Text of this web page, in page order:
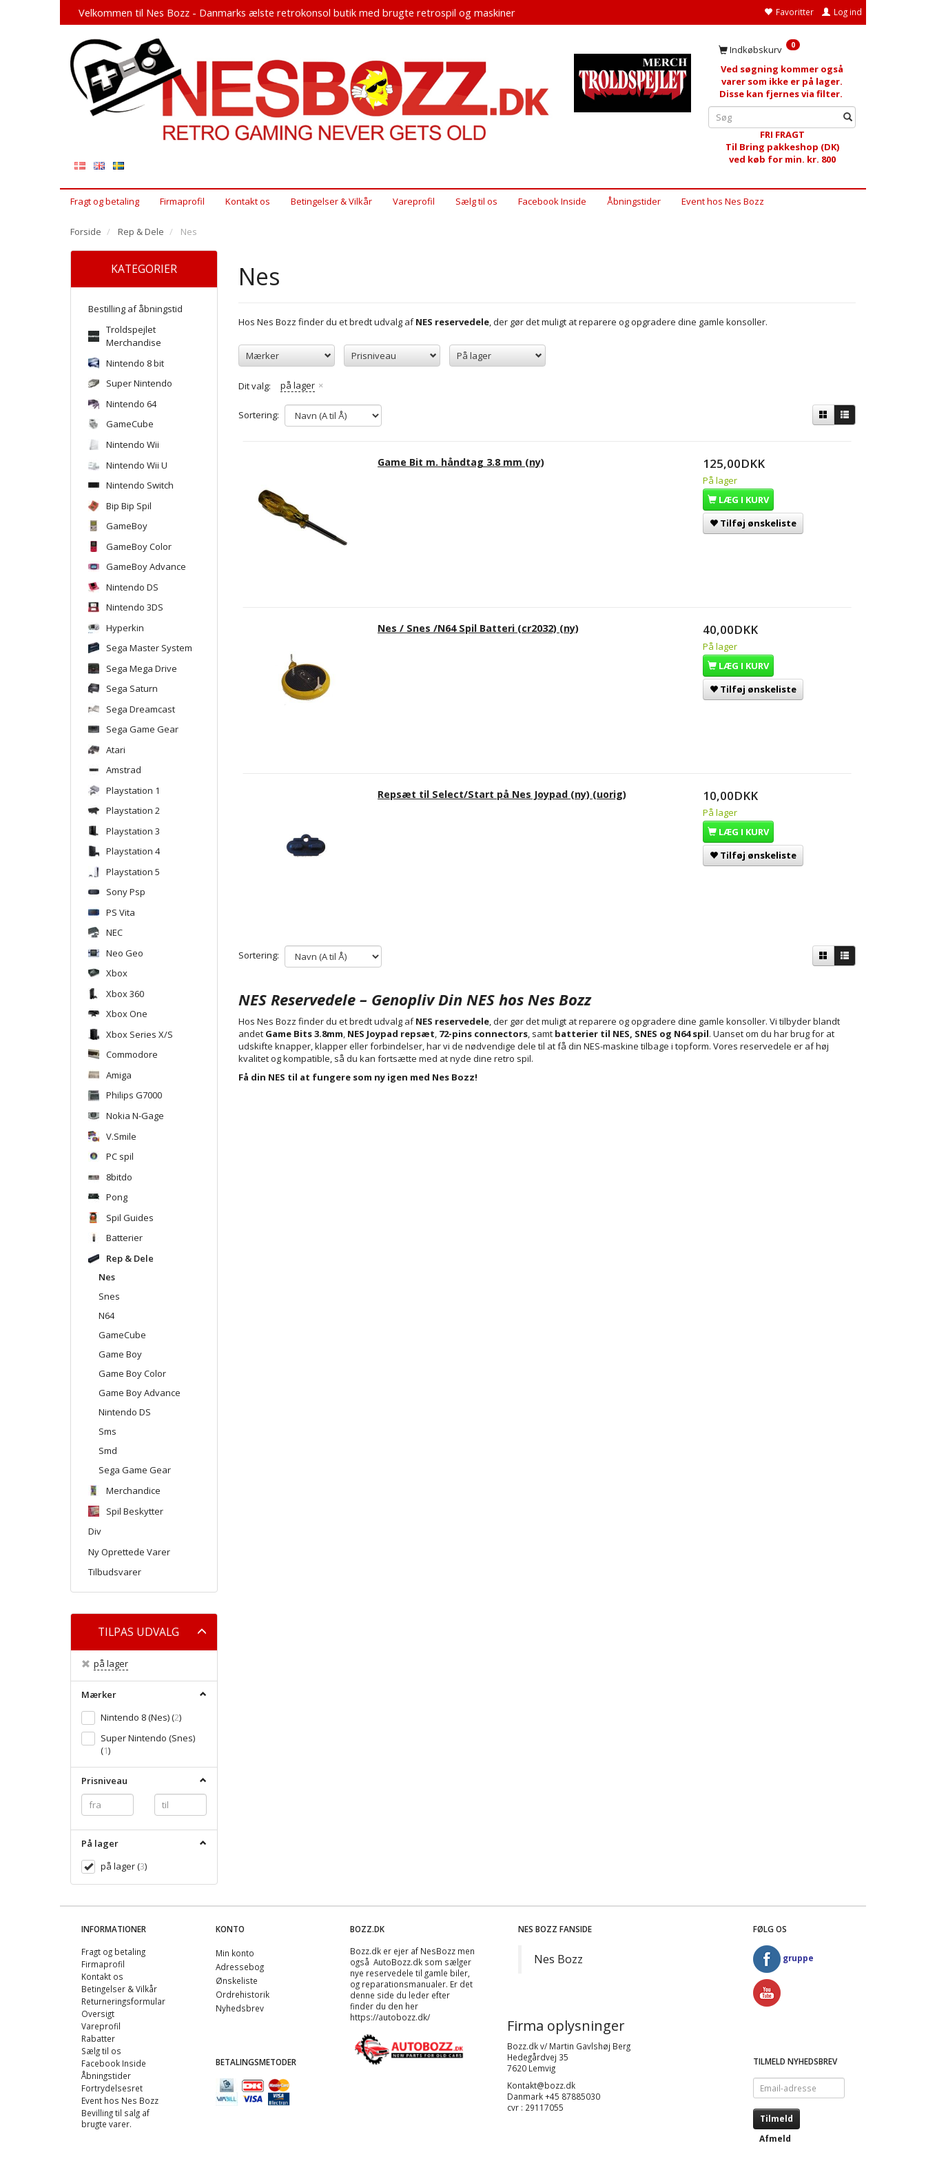
Favoritter Log ind
Velkommen til Nes Bozz - Danmarks ælste retrokonsol butik med brugte retrospil og maskiner
Indkøbskurv 0
Ved søgning kommer også
varer som ikke er på lager.
Disse kan fjernes via filter.
FRI FRAGT
Til Bring pakkeshop (DK)
ved køb for min. kr. 800
Fragt og betaling Firmaprofil Kontakt os Betingelser & Vilkår Vareprofil Sælg til os Facebook Inside Åbningstider Event hos Nes Bozz
Forside Rep & Dele Nes
KATEGORIER
Bestilling af åbningstid
Troldspejlet
Merchandise
Nintendo 8 bit
Super Nintendo
Nintendo 64
GameCube
Nintendo Wii
Nintendo Wii U
Nintendo Switch
Bip Bip Spil
GameBoy
GameBoy Color
GameBoy Advance
Nintendo DS
Nintendo 3DS
Hyperkin
Sega Master System
Sega Mega Drive
Sega Saturn
Sega Dreamcast
Sega Game Gear
Atari
Amstrad
Playstation 1
Playstation 2
Playstation 3
Playstation 4
Playstation 5
Sony Psp
PS Vita
NEC
Neo Geo
Xbox
Xbox 360
Xbox One
Xbox Series X/S
Commodore
Amiga
Philips G7000
Nokia N-Gage
V.Smile
PC spil
8bitdo
Pong
Spil Guides
Batterier
Rep & Dele
Nes
Snes
N64
GameCube
Game Boy
Game Boy Color
Game Boy Advance
Nintendo DS
Sms
Smd
Sega Game Gear
Merchandice
Spil Beskytter
Div
Ny Oprettede Varer
Tilbudsvarer
TILPAS UDVALG
på lager
Mærker
Nintendo 8 (Nes)(2)
Super Nintendo (Snes)
(1)
Prisniveau
På lager
på lager(3)
Nes
Hos Nes Bozz finder du et bredt udvalg afNES reservedele, der gør det muligt at reparere og opgradere dine gamle konsoller.
Mærker Prisniveau På lager
Dit valg: på lager
Sortering:
Game Bit m. håndtag 3.8 mm (ny) 125,00DKK
På lager
LÆG I KURV
Tilføj ønskeliste
Nes / Snes /N64 Spil Batteri (cr2032) (ny) 40,00DKK
På lager
LÆG I KURV
Tilføj ønskeliste
Repsæt til Select/Start på Nes Joypad (ny) (uorig) 10,00DKK
På lager
LÆG I KURV
Tilføj ønskeliste
Sortering:
NES Reservedele – Genopliv Din NES hos Nes Bozz
Hos Nes Bozz finder du et bredt udvalg afNES reservedele, der gør det muligt at reparere og opgradere dine gamle konsoller. Vi tilbyder blandt
andet Game Bits 3.8mm, NES Joypad repsæt, 72-pins connectors, samt batterier til NES, SNES og N64 spil. Uanset om du har brug for at
udskifte knapper, klapper eller forbindelser, har vi de nødvendige dele til at få din NES-maskine tilbage i topform. Vores reservedele er af høj
kvalitet og kompatible, så du kan fortsætte med at nyde dine retro spil.
Få din NES til at fungere som ny igen med Nes Bozz!
INFORMATIONER
Fragt og betaling
Firmaprofil
Kontakt os
Betingelser & Vilkår
Returneringsformular
Oversigt
Vareprofil
Rabatter
Sælg til os
Facebook Inside
Åbningstider
Fortrydelsesret
Event hos Nes Bozz
Bevilling til salg af
brugte varer.
KONTO
Min konto
Adressebog
Ønskeliste
Ordrehistorik
Nyhedsbrev
BETALINGSMETODER
BOZZ.DK
Bozz.dk er ejer af NesBozz men
også AutoBozz.dk som sælger
nye reservedele til gamle biler,
og reparationsmanualer. Er det
denne side du leder efter
finder du den her
https://autobozz.dk/
NES BOZZ FANSIDE
Nes Bozz
Firma oplysninger
Bozz.dk v/ Martin Gavlshøj Berg
Hedegårdvej 35
7620 Lemvig
Kontakt@bozz.dk
Danmark +45 87885030
cvr : 29117055
FØLG OS
gruppe
TILMELD NYHEDSBREV
Email-
adresse
Tilmeld
Afmeld